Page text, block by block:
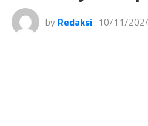
by Redaksi 10/11/